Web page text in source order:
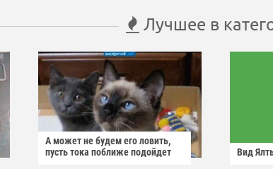
Лучшее в
А может не будем его ловить,
пусть тока поближе подойдет
Вид